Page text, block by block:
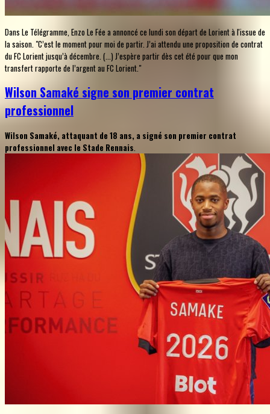
Dans Le Télégramme, Enzo Le Fée a annoncé ce lundi son départ de Lorient à l'issue de
la saison. "C’est le moment pour moi de partir. J’ai attendu une proposition de contrat
du FC Lorient jusqu’à décembre. (...) J’espère partir dès cet été pour que mon
transfert rapporte de l’argent au FC Lorient."
Wilson Samaké signe son premier contrat
professionnel
Wilson Samaké, attaquant de 18 ans, a signé son premier contrat
professionnel avec le Stade Rennais.